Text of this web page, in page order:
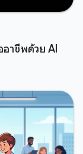
าชีพด้วย AI